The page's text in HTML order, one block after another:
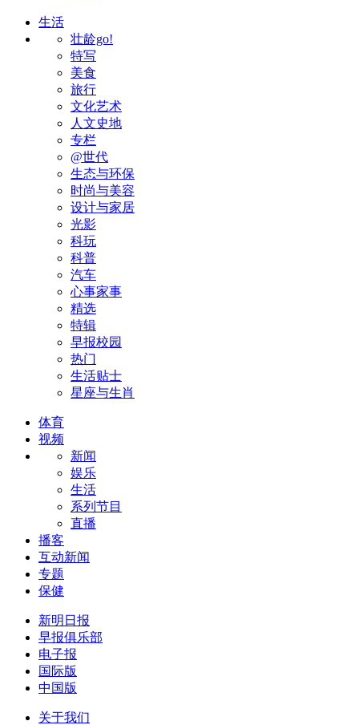
生活
壮龄go!
特写
美食
旅行
文化艺术
人文史地
专栏
@世代
生态与环保
时尚与美容
设计与家居
光影
科玩
科普
汽车
心事家事
精选
特辑
早报校园
热门
生活贴士
星座与生肖
体育
视频
新闻
娱乐
生活
系列节目
直播
播客
互动新闻
专题
保健
新明日报
早报俱乐部
电子报
国际版
中国版
关于我们